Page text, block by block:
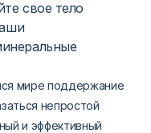
свое тело
мире поддержание
непростой
и эффективный